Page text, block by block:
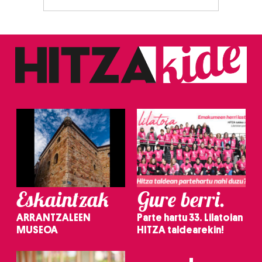
Eskaintzak
ARRANTZALEEN
MUSEOA
Gure berri.
Parte hartu 33. Lilatoian
HITZA taldearekin!